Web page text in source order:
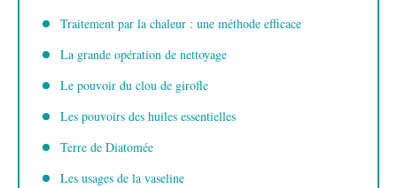
Traitement par la chaleur : une méthode efficace
La grande opération de nettoyage
Le pouvoir du clou de girofle
Les pouvoirs des huiles essentielles
Terre de Diatomée
Les usages de la vaseline